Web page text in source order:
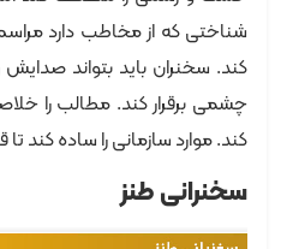
شناختی که از مخاطب دارد
کند. سخنران باید بتواند صدایش
چشمی برقرار کند. مطالب را
کند. موارد سازمانی را ساده کند
سخنرانی طنز